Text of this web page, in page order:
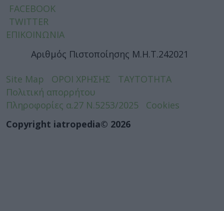
FACEBOOK
TWITTER
ΕΠΙΚΟΙΝΩΝΙΑ
Αριθμός Πιστοποίησης Μ.Η.Τ.242021
Site Map ΟΡΟΙ ΧΡΗΣΗΣ
ΤΑΥΤΟΤΗΤΑ
Πολιτική απορρήτου
Πληροφορίες α.27 Ν.5253/2025
Cookies
Copyright iatropedia© 2026